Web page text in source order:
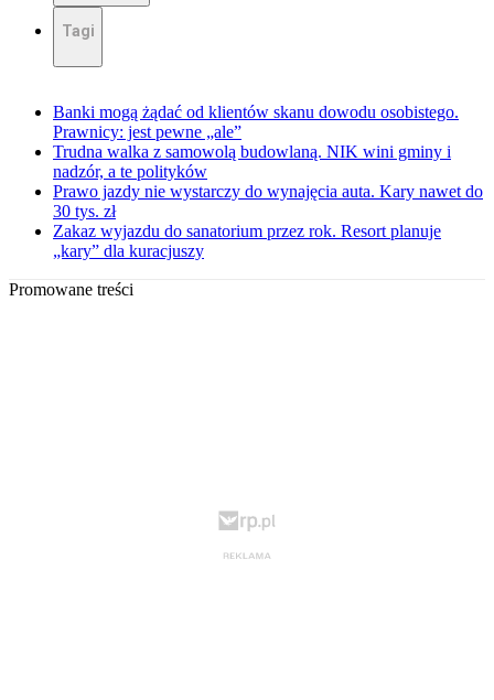
Tagi
Banki mogą żądać od klientów skanu dowodu osobistego.
Prawnicy: jest pewne „ale”
Trudna walka z samowolą budowlaną. NIK wini gminy i
nadzór, a te polityków
Prawo jazdy nie wystarczy do wynajęcia auta. Kary nawet do
30 tys. zł
Zakaz wyjazdu do sanatorium przez rok. Resort planuje
„kary” dla kuracjuszy
Promowane treści